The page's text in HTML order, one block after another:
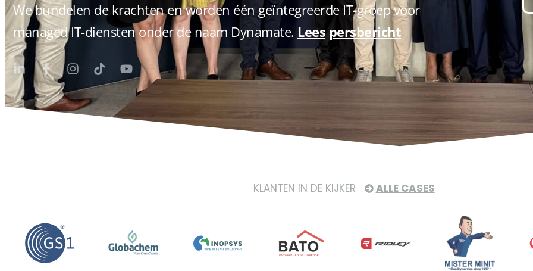
We bundelen de krachten en worden één geïntegreerde IT-groep voor
managed IT-diensten onder de naam Dynamate. Leespersbericht
KLANTEN IN DE KIJKER ALLE CASES